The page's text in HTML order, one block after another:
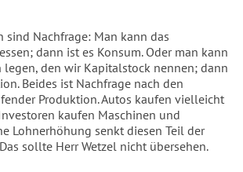
sind Nachfrage: Man kann das
dann ist es Konsum. Oder man kann
legen, den wir Kapitalstock nennen; dann
Beides ist Nachfrage nach den
Produktion. Autos kaufen vielleicht
kaufen Maschinen und
Lohnerhöhung senkt diesen Teil der
sollte Herr Wetzel nicht übersehen.